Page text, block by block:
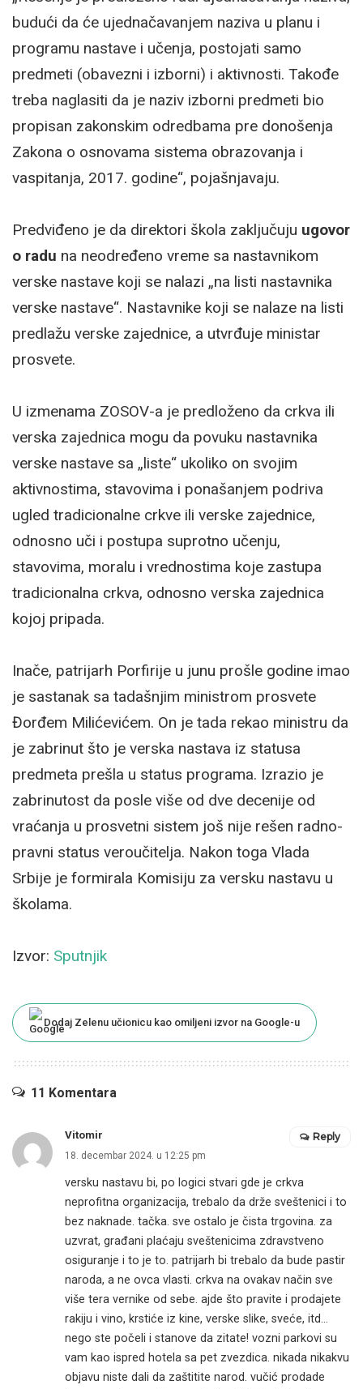
budući da će ujednačavanjem naziva u planu i
programu nastave i učenja, postojati samo
predmeti (obavezni i izborni) i aktivnosti. Takođe
treba naglasiti da je naziv izborni predmeti bio
propisan zakonskim odredbama pre donošenja
Zakona o osnovama sistema obrazovanja i
vaspitanja, 2017. godine“, pojašnjavaju.
Predviđeno je da direktori škola zaključuju ugovor
o radu na neodređeno vreme sa nastavnikom
verske nastave koji se nalazi „na listi nastavnika
verske nastave“. Nastavnike koji se nalaze na listi
predlažu verske zajednice, a utvrđuje ministar
prosvete.
U izmenama ZOSOV-a je predloženo da crkva ili
verska zajednica mogu da povuku nastavnika
verske nastave sa „liste“ ukoliko on svojim
aktivnostima, stavovima i ponašanjem podriva
ugled tradicionalne crkve ili verske zajednice,
odnosno uči i postupa suprotno učenju,
stavovima, moralu i vrednostima koje zastupa
tradicionalna crkva, odnosno verska zajednica
kojoj pripada.
Inače, patrijarh Porfirije u junu prošle godine imao
je sastanak sa tadašnjim ministrom prosvete
Đorđem Milićevićem. On je tada rekao ministru da
je zabrinut što je verska nastava iz statusa
predmeta prešla u status programa. Izrazio je
zabrinutost da posle više od dve decenije od
vraćanja u prosvetni sistem još nije rešen radno-
pravni status veroučitelja. Nakon toga Vlada
Srbije je formirala Komisiju za versku nastavu u
školama.
Izvor: Sputnjik
Dodaj Zelenu učionicu kao omiljeni izvor na Google-u
11 Komentara
Vitomir
18. decembar 2024. u 12:25 pm
versku nastavu bi, po logici stvari gde je crkva
neprofitna organizacija, trebalo da drže sveštenici i to
bez naknade. tačka. sve ostalo je čista trgovina. za
uzvrat, građani plaćaju sveštenicima zdravstveno
osiguranje i to je to. patrijarh bi trebalo da bude pastir
naroda, a ne ovca vlasti. crkva na ovakav način sve
više tera vernike od sebe. ajde što pravite i prodajete
rakiju i vino, krstiće iz kine, verske slike, sveće, itd…
nego ste počeli i stanove da zitate! vozni parkovi su
vam kao ispred hotela sa pet zvezdica. nikada nikakvu
objavu niste dali da zaštitite narod. vučić prodade
Reply